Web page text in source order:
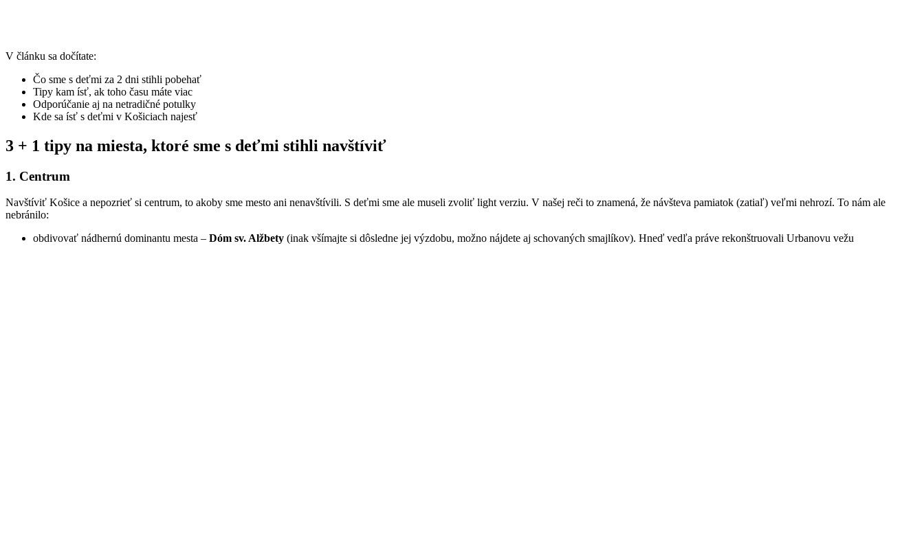
V článku sa dočítate:
Čo sme s deťmi za 2 dni stihli pobehať
Tipy kam ísť, ak toho času máte viac
Odporúčanie aj na netradičné potulky
Kde sa ísť s deťmi v Košiciach najesť
3 + 1 tipy na miesta, ktoré sme s deťmi stihli navštíviť
1. Centrum
Navštíviť Košice a nepozrieť si centrum, to akoby sme mesto ani nenavštívili. S deťmi sme ale museli zvoliť light verziu. V našej reči to znamená, že návšteva pamiatok (zatiaľ) veľmi nehrozí. To nám ale
nebránilo:
obdivovať nádhernú dominantu mesta – Dóm sv. Alžbety (inak všímajte si dôsledne jej výzdobu, možno nájdete aj schovaných smajlíkov). Hneď vedľa práve rekonštruovali Urbanovu vežu